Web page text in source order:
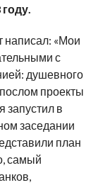
написал: «Мои
с
душевного
проекты
запустил в
заседании
план
самый